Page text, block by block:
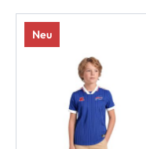
Neu